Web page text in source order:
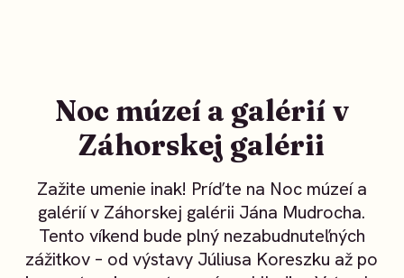
Noc múzeí a galérií v
Záhorskej galérii
Zažite umenie inak! Príďte na Noc múzeí a
galérií v Záhorskej galérii Jána Mudrocha.
Tento víkend bude plný nezabudnuteľných
zážitkov – od výstavy Júliusa Koreszku až po